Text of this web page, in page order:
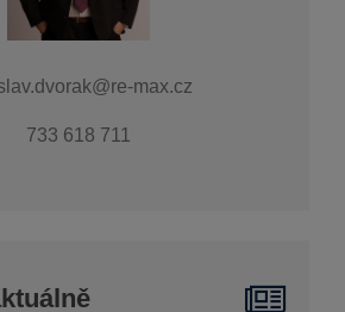
max.cz
733 618 711